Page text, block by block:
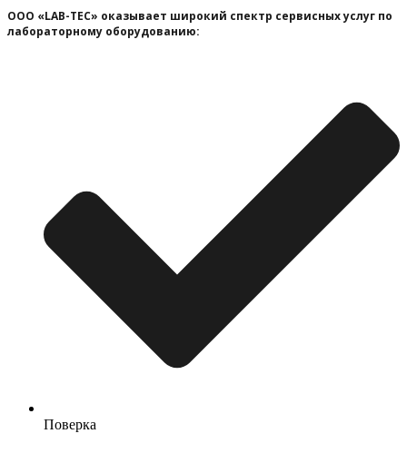
ООО «LAB-TEC» оказывает широкий спектр сервисных услуг по
лабораторному оборудованию:
Поверка